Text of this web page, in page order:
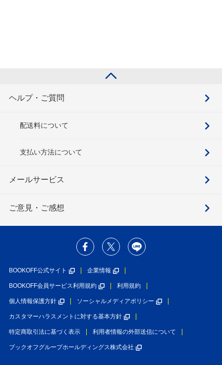
ヘルプ・ご質問
配送料について
支払い方法について
メールサービス
ご意見・ご感想
BOOKOFF公式サイト 企業情報
BOOKOFF会員サービス利用規約 利用規約
個人情報保護方針 ソーシャルメディアポリシー
カスタマーハラスメントに対する基本方針
特定商取引法に基づく表示 利用者情報の外部送信について
ブックオフグループホールディングス株式会社